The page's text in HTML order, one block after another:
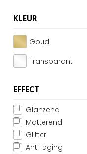
KLEUR
Goud
Transparant
EFFECT
Glanzend
Matterend
Glitter
Anti-aging